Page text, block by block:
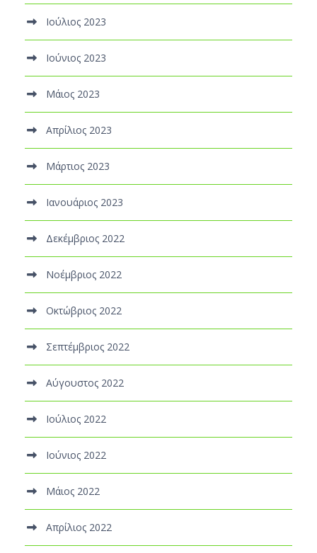
Ιούλιος 2023
Ιούνιος 2023
Μάιος 2023
Απρίλιος 2023
Μάρτιος 2023
Ιανουάριος 2023
Δεκέμβριος 2022
Νοέμβριος 2022
Οκτώβριος 2022
Σεπτέμβριος 2022
Αύγουστος 2022
Ιούλιος 2022
Ιούνιος 2022
Μάιος 2022
Απρίλιος 2022